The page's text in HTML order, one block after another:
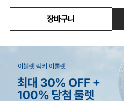
언더웨어/파자마
코디템
FIT ZOOM
장바구니